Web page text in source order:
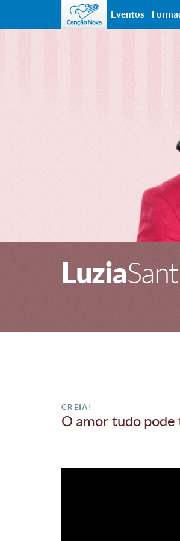
Luzia
CREIA!
O amor tudo
Eventos